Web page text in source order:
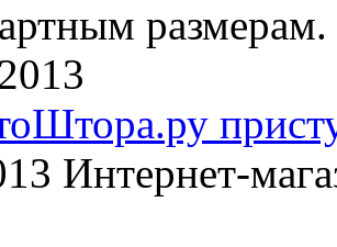
размерам.
Интернет-